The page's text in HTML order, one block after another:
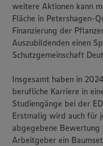
weitere Aktionen kann
Fläche in Petershagen-
Finanzierung der
Auszubildenden einen
Schutzgemeinschaft
Insgesamt haben in
berufliche Karriere in
Studiengänge bei der
Erstmalig wird auch für
abgegebene Bewertung
Arbeitgeber ein